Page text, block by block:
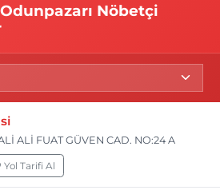
Nöbetçi
ALİ FUAT GÜVEN CAD. NO:24 A
Yol Tarifi Al